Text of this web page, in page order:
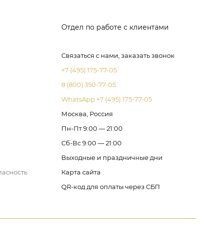
Отдел по работе с клиентами
Связаться с нами, заказать звонок
+7 (495) 175-77-05
8 (800) 350-77-05
WhatsApp +7 (495) 175-77-05
Москва, Россия
Пн-Пт 9:00 — 21:00
Сб-Вс 9:00 — 21:00
Выходные и праздничные дни
Карта сайта
QR-код для оплаты через СБП